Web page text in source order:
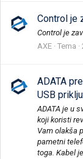
Control je
Control je
AXE Tema
ADATA
USB
ADATA je u
koji koristi
Vam olakša
pametni
toga. Kabel